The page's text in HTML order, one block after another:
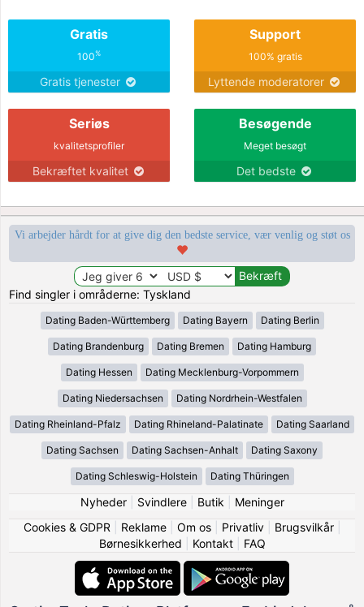
Gratis
100%
Gratis tjenester
Support
100% gratis
Lyttende moderatorer
Seriøs
kvalitetsprofiler
Bekræftet kvalitet
Besøgende
Meget besøgt
Det bedste
Vi arbejder hårdt for at give dig den bedste service, vær venlig og støt os
Find singler i områderne: Tyskland
Dating Baden-Württemberg Dating Bayern Dating Berlin
Dating Brandenburg Dating Bremen Dating Hamburg
Dating Hessen Dating Mecklenburg-Vorpommern
Dating Niedersachsen Dating Nordrhein-Westfalen
Dating Rheinland-Pfalz Dating Rhineland-Palatinate Dating Saarland
Dating Sachsen Dating Sachsen-Anhalt Dating Saxony
Dating Schleswig-Holstein Dating Thüringen
Nyheder| Svindlere| Butik
Meninger
Cookies & GDPR
Reklame| Om os| Privatliv| Brugsvilkår|
Børnesikkerhed
Kontakt| FAQ